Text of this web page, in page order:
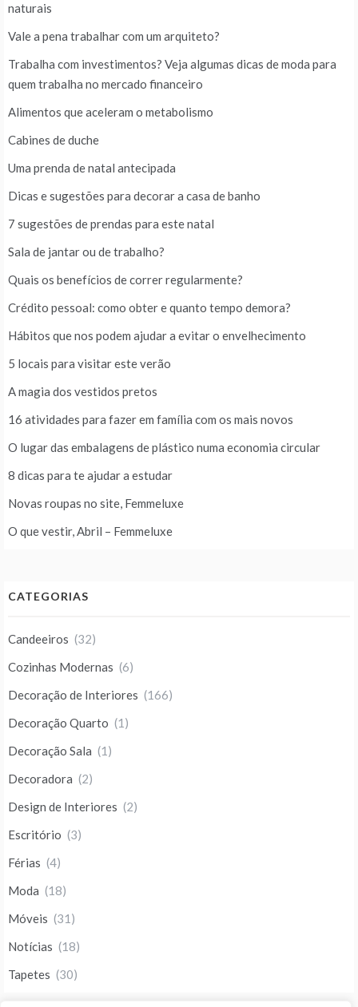
naturais
Vale a pena trabalhar com um arquiteto?
Trabalha com investimentos? Veja algumas dicas de moda para
quem trabalha no mercado financeiro
Alimentos que aceleram o metabolismo
Cabines de duche
Uma prenda de natal antecipada
Dicas e sugestões para decorar a casa de banho
7 sugestões de prendas para este natal
Sala de jantar ou de trabalho?
Quais os benefícios de correr regularmente?
Crédito pessoal: como obter e quanto tempo demora?
Hábitos que nos podem ajudar a evitar o envelhecimento
5 locais para visitar este verão
A magia dos vestidos pretos
16 atividades para fazer em família com os mais novos
O lugar das embalagens de plástico numa economia circular
8 dicas para te ajudar a estudar
Novas roupas no site, Femmeluxe
O que vestir, Abril – Femmeluxe
CATEGORIAS
Candeeiros (32)
Cozinhas Modernas (6)
Decoração de Interiores (166)
Decoração Quarto (1)
Decoração Sala (1)
Decoradora (2)
Design de Interiores (2)
Escritório (3)
Férias (4)
Moda (18)
Móveis (31)
Notícias (18)
Tapetes (30)